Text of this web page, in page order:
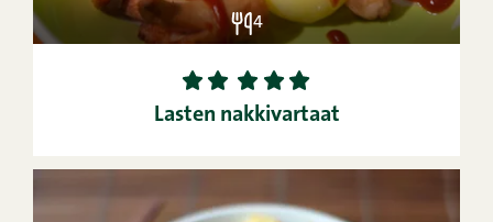
4
1 2 3 4
5
Lasten nakkivartaat